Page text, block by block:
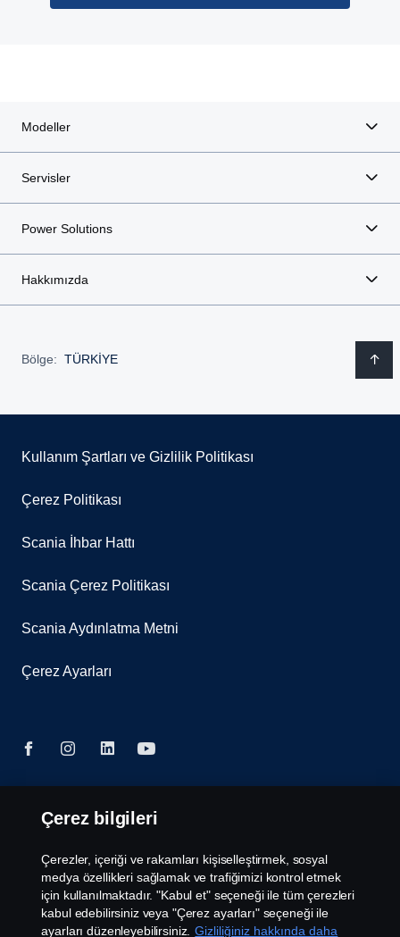
Modeller
Servisler
Power Solutions
Hakkımızda
Bölge: TÜRKİYE
Kullanım Şartları ve Gizlilik Politikası
Çerez Politikası
Scania İhbar Hattı
Scania Çerez Politikası
Scania Aydınlatma Metni
Çerez Ayarları
© Bu site Doğuş Otomotiv Servis ve Ticaret Anonim
Caddesi No:45 D, PK:41420 Çayırova, Kocaeli, Tel:
+90 262 676 9090. Scania Türkiye 2026
Çerez bilgileri
Çerezler, içeriği ve rakamları kişiselleştirmek, sosyal
medya özellikleri sağlamak ve trafiğimizi kontrol etmek
için kullanılmaktadır. "Kabul et" seçeneği ile tüm çerezleri
kabul edebilirsiniz veya "Çerez ayarları" seçeneği ile
ayarları düzenleyebilirsiniz. Gizliliğiniz hakkında daha